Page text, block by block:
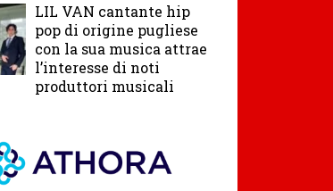
LIL VAN cantante hip
pop di origine pugliese
con la sua musica attrae
l’interesse di noti
produttori musicali